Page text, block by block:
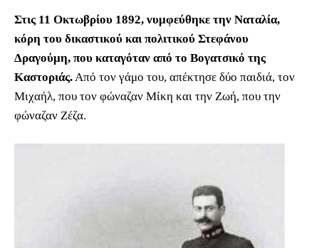
Στις 11 Οκτωβρίου 1892, νυμφεύθηκε την Ναταλία,
κόρη του δικαστικού και πολιτικού Στεφάνου
Δραγούμη, που καταγόταν από το Βογατσικό της
Καστοριάς.Από τον γάμο του, απέκτησε δύο παιδιά, τον
Μιχαήλ, που τον φώναζαν Μίκη και την Ζωή, που την
φώναζαν Ζέζα.